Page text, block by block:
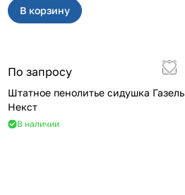
В корзину
По запросу
Штатное пенолитье сидушка Газель
Некст
В наличии